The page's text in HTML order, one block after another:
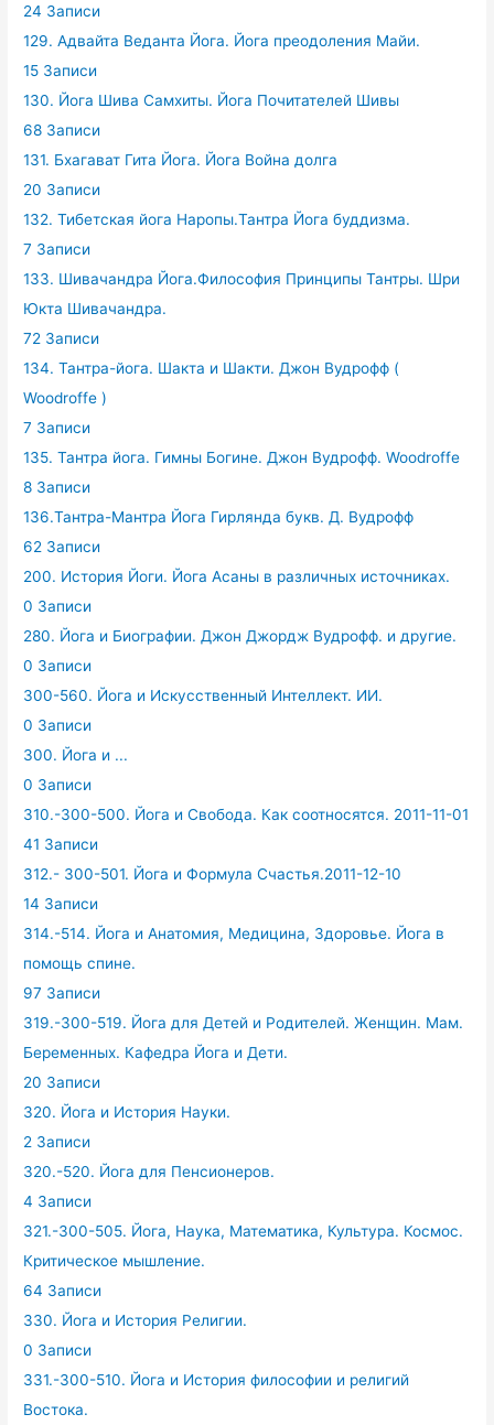
24 Записи
129. Адвайта Веданта Йога. Йога преодоления Майи.
15 Записи
130. Йога Шива Самхиты. Йога Почитателей Шивы
68 Записи
131. Бхагават Гита Йога. Йога Война долга
20 Записи
132. Тибетская йога Наропы.Тантра Йога буддизма.
7 Записи
133. Шивачандра Йога.Философия Принципы Тантры. Шри
Юкта Шивачандра.
72 Записи
134. Тантра-йога. Шакта и Шакти. Джон Вудрофф (
Woodroffe )
7 Записи
135. Тантра йога. Гимны Богине. Джон Вудрофф. Woodroffe
8 Записи
136.Тантра-Мантра Йога Гирлянда букв. Д. Вудрофф
62 Записи
200. История Йоги. Йога Асаны в различных источниках.
0 Записи
280. Йога и Биографии. Джон Джордж Вудрофф. и другие.
0 Записи
300-560. Йога и Искусственный Интеллект. ИИ.
0 Записи
300. Йога и ...
0 Записи
310.-300-500. Йога и Свобода. Как соотносятся. 2011-11-01
41 Записи
312.- 300-501. Йога и Формула Счастья.2011-12-10
14 Записи
314.-514. Йога и Анатомия, Медицина, Здоровье. Йога в
помощь спине.
97 Записи
319.-300-519. Йога для Детей и Родителей. Женщин. Мам.
Беременных. Кафедра Йога и Дети.
20 Записи
320. Йога и История Науки.
2 Записи
320.-520. Йога для Пенсионеров.
4 Записи
321.-300-505. Йога, Наука, Математика, Культура. Космос.
Критическое мышление.
64 Записи
330. Йога и История Религии.
0 Записи
331.-300-510. Йога и История философии и религий
Востока.